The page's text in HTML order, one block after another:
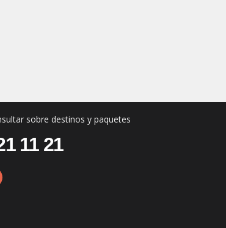
sobre destinos y paquetes
11 21